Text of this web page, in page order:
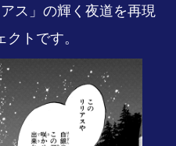
ス」の輝く夜道を再現
トです。